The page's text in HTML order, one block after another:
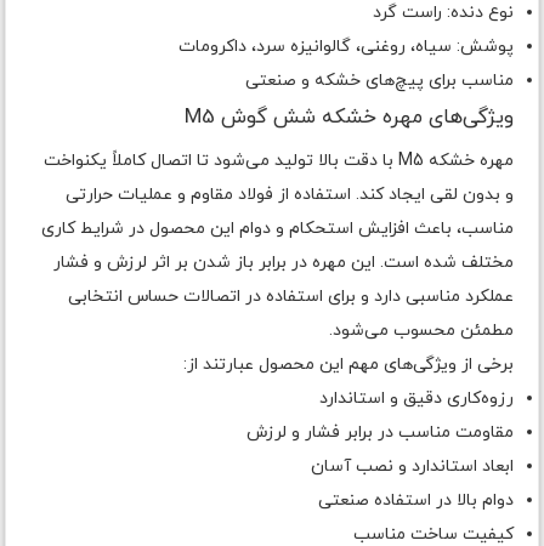
نوع دنده: راست گرد
پوشش: سیاه، روغنی، گالوانیزه سرد، داکرومات
مناسب برای پیچ‌های خشکه و صنعتی
ویژگی‌های مهره خشکه شش گوش M5
مهره خشکه M5 با دقت بالا تولید می‌شود تا اتصال کاملاً یکنواخت
و بدون لقی ایجاد کند. استفاده از فولاد مقاوم و عملیات حرارتی
مناسب، باعث افزایش استحکام و دوام این محصول در شرایط کاری
مختلف شده است. این مهره در برابر باز شدن بر اثر لرزش و فشار
عملکرد مناسبی دارد و برای استفاده در اتصالات حساس انتخابی
مطمئن محسوب می‌شود.
برخی از ویژگی‌های مهم این محصول عبارتند از:
رزوه‌کاری دقیق و استاندارد
مقاومت مناسب در برابر فشار و لرزش
ابعاد استاندارد و نصب آسان
دوام بالا در استفاده صنعتی
کیفیت ساخت مناسب